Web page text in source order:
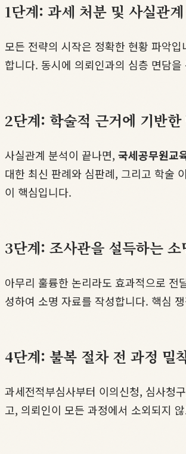
1단계: 과세 처분 및 사실관
모든 전략의 시작은 정확한 현황 파악
합니다. 동시에 의뢰인과의 심층 면담
2단계: 학술적 근거에 기반
사실관계 분석이 끝나면, 국세공무원교
대한 최신 판례와 심판례, 그리고 학술
이 핵심입니다.
3단계: 조사관을 설득하는 소
아무리 훌륭한 논리라도 효과적으로
성하여 소명 자료를 작성합니다. 핵심
4단계: 불복 절차 전 과정 밀
과세전적부심사부터 이의신청, 심사청
고, 의뢰인이 모든 과정에서 소외되지